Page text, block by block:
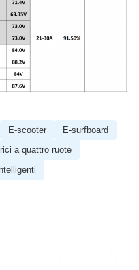
E-scooter
E-surfboard
a quattro ruote